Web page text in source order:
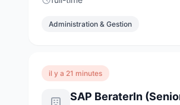
Administration & Gestion
il y a 21 minutes
SAP BeraterIn